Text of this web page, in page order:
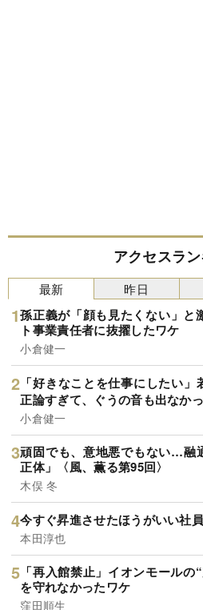
アクセスラ
最新
孫正義が「顔も見たくない」と
ト事業責任者に抜擢したワケ
小倉健一
「好きなことを仕事にしたい
正論すぎて、ぐうの音も出なか
小倉健一
頑固でも、意地悪でもない…融
正体」〈風、薫る第95回〉
木俣 冬
今すぐ昇進させたほうがいい社
本田淳也
「再入館禁止」イオンモール
を守れなかったワケ
窪田順生
昨日